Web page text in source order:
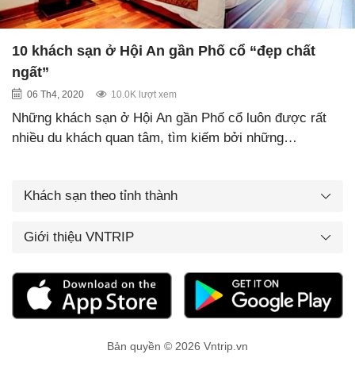
10 khách sạn ở Hội An gần Phố cổ “đẹp chất
ngất”
06 Th4, 2020 10.0K lượt xem
Những khách sạn ở Hội An gần Phố cổ luôn được rất
nhiều du khách quan tâm, tìm kiếm bởi những…
Khách sạn theo tỉnh thành
Giới thiệu VNTRIP
Bản quyền © 2026 Vntrip.vn